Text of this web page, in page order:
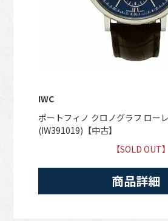
IWC
ポートフィノ クロノグラフ ロー
(IW391019)【中古】
【SOLD OUT】
商品詳細